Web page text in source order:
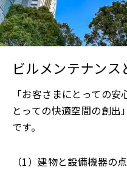
ビルメンテナンス
「お客さまにとっての
とっての快適空間の創
です。
（1）建物と設備機器の